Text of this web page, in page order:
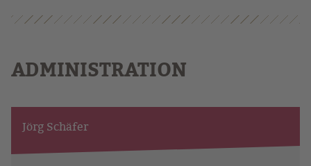
ADMINISTRATION
Jörg Schäfer